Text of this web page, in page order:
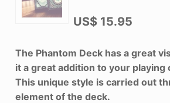
US$15.95
The Phantom Deck has a great
it a great addition to your playing
This unique style is carried out
element of the deck.